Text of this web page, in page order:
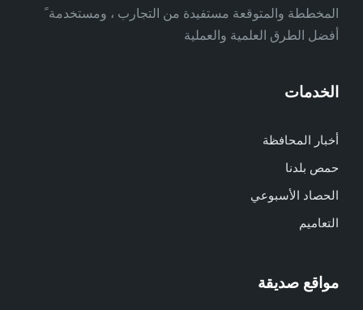
المخططة والمتوقعة مستفيدة من التجارب ، ومستخدمة ً
أفضل الطرق العلمية والعملية
الخدمات
أخبار المحافظة
حمص بلدنا
الحصاد الأسبوعي
التعاميم
مواقع صديقة